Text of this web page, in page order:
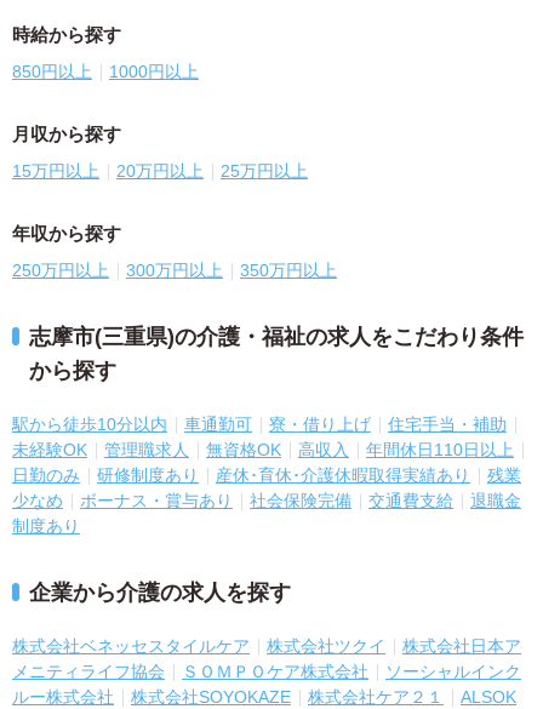
時給から探す
850円以上 1000円以上
月収から探す
15万円以上 20万円以上 25万円以上
年収から探す
250万円以上 300万円以上 350万円以上
志摩市(三重県)の介護・福祉の求人をこだわり条件
から探す
駅から徒歩10分以内 車通勤可 寮・借り上げ
住宅手当・補助
未経験OK
管理職求人 無資格OK 高収入
年間休日110日以上
日勤のみ
研修制度あり 産休･育休･介護休暇取得実績あり
残業
少なめ
ボーナス・賞与あり 社会保険完備 交通費支給
退職金
制度あり
企業から介護の求人を探す
株式会社ベネッセスタイルケア 株式会社ツクイ
株式会社日本ア
メニティライフ協会
ＳＯＭＰＯケア株式会社
ソーシャルインク
ルー株式会社
株式会社SOYOKAZE 株式会社ケア２１
ALSOK